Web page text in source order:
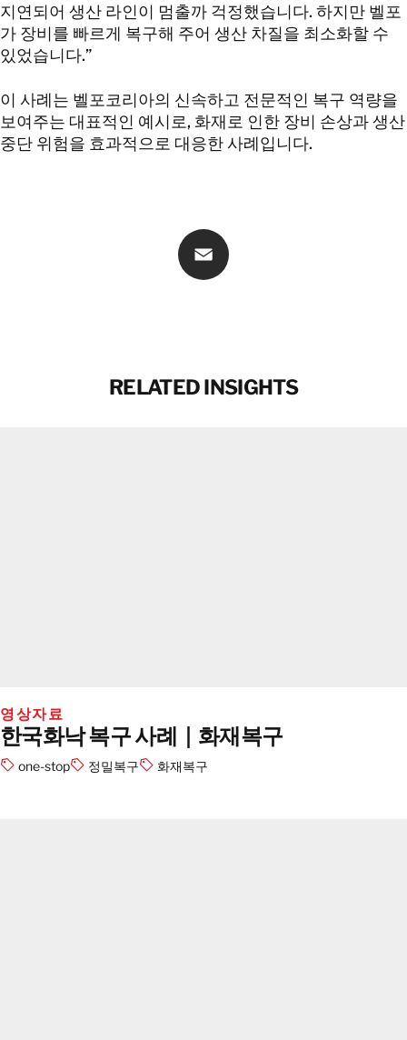
지연되어 생산 라인이 멈출까 걱정했습니다. 하지만 벨포
가 장비를 빠르게 복구해 주어 생산 차질을 최소화할 수
있었습니다.”
이 사례는 벨포코리아의 신속하고 전문적인 복구 역량을
보여주는 대표적인 예시로, 화재로 인한 장비 손상과 생산
중단 위험을 효과적으로 대응한 사례입니다.
RELATED INSIGHTS
영상자료
한국화낙 복구 사례｜화재복구
one-stop 정밀복구 화재복구